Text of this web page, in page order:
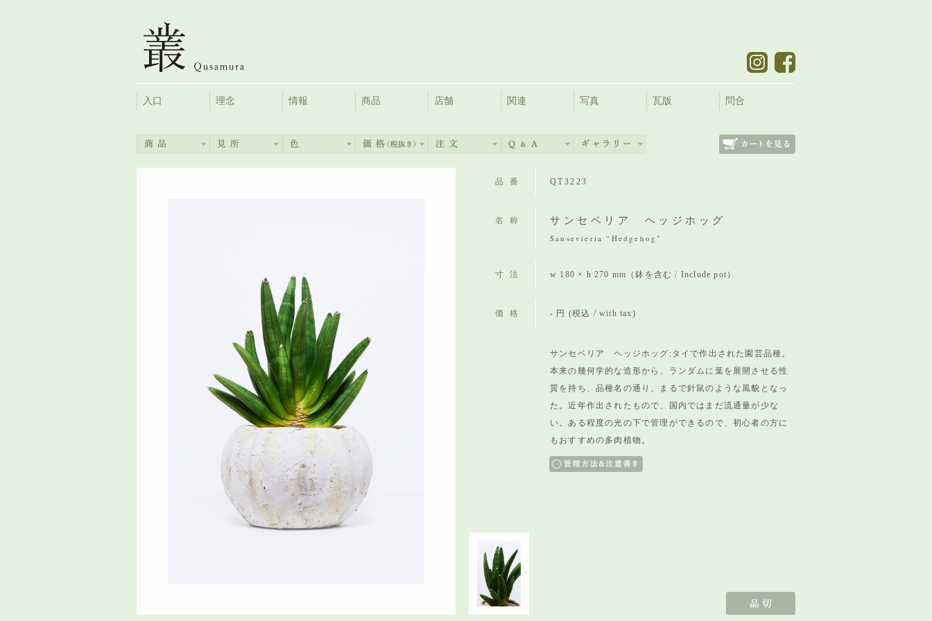
入口 理念 情報 商品 店舗 関連 写真 瓦版 問合
品番 QT3223
名称 サンセベリア ヘッジホッグ
Sansevieria “Hedgehog"
寸法 w 180 × h 270 mm（鉢を含む / Include pot）
価格 - 円 (税込 / with tax)
サンセベリア ヘッジホッグ:タイで作出された園芸品種。
本来の幾何学的な造形から、ランダムに葉を展開させる性
質を持ち、品種名の通り、まるで針鼠のような風貌となっ
た。近年作出されたもので、国内ではまだ流通量が少な
い。ある程度の光の下で管理ができるので、初心者の方に
もおすすめの多肉植物。